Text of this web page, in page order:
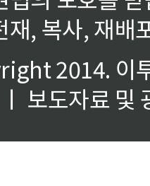
재, 복사, 재배
2014. 이
보도자료